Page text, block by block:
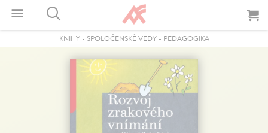
KNIHY- SPOLOČENSKÉ VEDY- PEDAGOGIKA